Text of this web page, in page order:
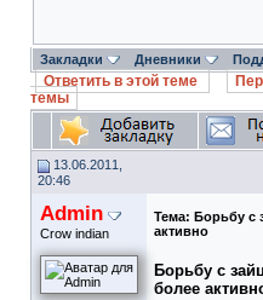
Закладки Дневники
Ответить в этой теме
темы
13.06.2011,
20:46
Admin
Crow indian
Тема: Борьбу с
активно
Борьбу с
более